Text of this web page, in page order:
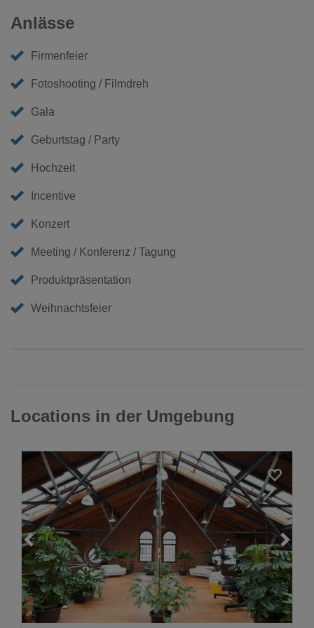
Anlässe
Firmenfeier
Fotoshooting / Filmdreh
Gala
Geburtstag / Party
Hochzeit
Incentive
Konzert
Meeting / Konferenz / Tagung
Produktpräsentation
Weihnachtsfeier
Locations in der Umgebung
Loading...